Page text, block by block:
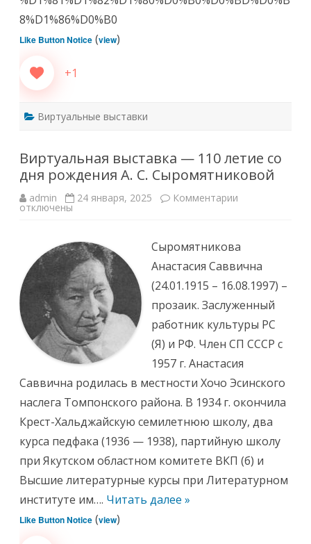
8%D1%86%D0%B0
Like Button Notice (view)
+1
Виртуальные выставки
Виртуальная выставка — 110 летие со
дня рождения А. С. Сыромятниковой
admin 24 января, 2025 Комментарии
110
летие
со
дня
рождения
А.
С.
отключены
Сыромятникова
Анастасия Саввична
(24.01.1915 – 16.08.1997) –
прозаик. Заслуженный
работник культуры РС
(Я) и РФ. Член СП СССР с
1957 г. Анастасия
Саввична родилась в местности Хочо Эсинского
наслега Томпонского района. В 1934 г. окончила
Крест-Хальджайскую семилетнюю школу, два
курса педфака (1936 — 1938), партийную школу
при Якутском областном комитете ВКП (б) и
Высшие литературные курсы при Литературном
институте им…. Читать далее »
Like Button Notice (view)